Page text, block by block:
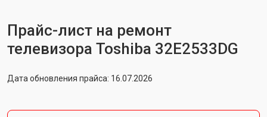
Прайс-лист на ремонт
телевизора Toshiba 32E2533DG
Дата обновления прайса: 16.07.2026